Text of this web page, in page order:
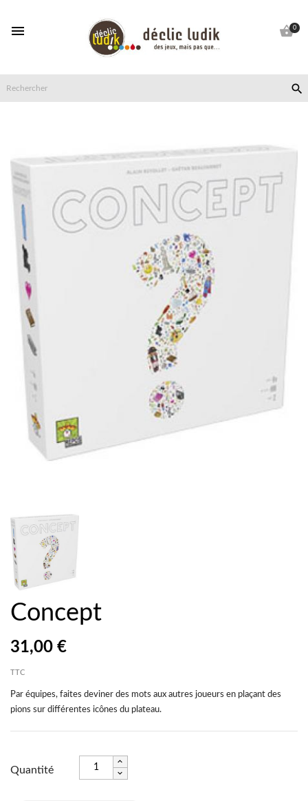
 0

Concept
31,00 €
TTC
Par équipes, faites deviner des mots aux autres joueurs en plaçant des
pions sur différentes icônes du plateau.
Quantité